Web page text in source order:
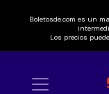
Boletosde.com es un
Los precios